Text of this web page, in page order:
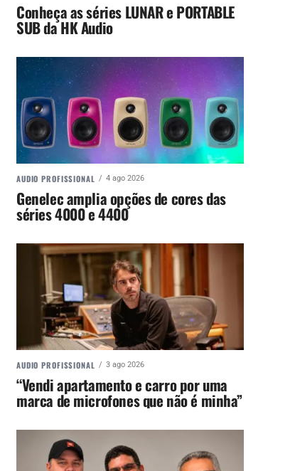
Conheça as séries LUNAR e PORTABLE
SUB da HK Audio
AUDIO PROFISSIONAL 4 ago 2026
Genelec amplia opções de cores das
séries 4000 e 4400
AUDIO PROFISSIONAL 3 ago 2026
“Vendi apartamento e carro por uma
marca de microfones que não é minha”